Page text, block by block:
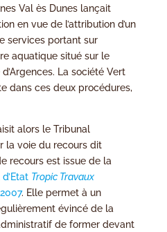
Val ès Dunes lançait
en vue de l’attribution d’un
services portant sur
aquatique situé sur le
La société Vert
dans ces deux procédures,
alors le Tribunal
la voie du recours dit
recours est issue de la
Tropic Travaux
. Elle permet à un
évincé de la
de former devant